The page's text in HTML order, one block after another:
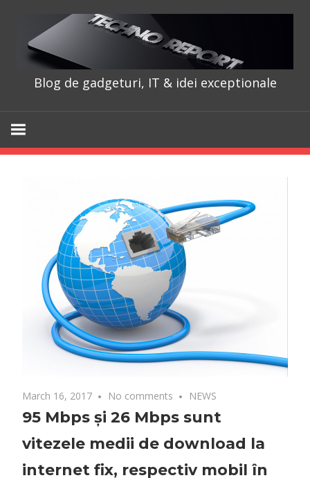
content
Blog de gadgeturi, IT & idei exceptionale
March 16, 2017 No comments NEWS
95 Mbps și 26 Mbps sunt
vitezele medii de download la
internet fix, respectiv mobil în